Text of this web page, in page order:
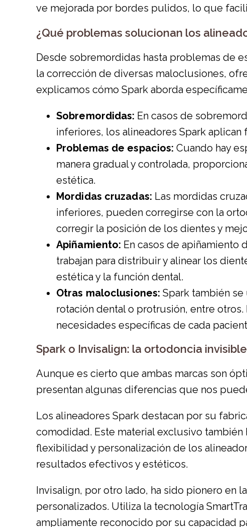
ve mejorada por bordes pulidos, lo que
¿Qué problemas solucionan los
Desde sobremordidas hasta problemas de
la corrección de diversas maloclusiones,
explicamos cómo Spark aborda
Sobremordidas: En casos de
inferiores, los alineadores Spark
Problemas de espacios: Cuando hay
manera gradual y controlada,
estética.
Mordidas cruzadas: Las mordidas
inferiores, pueden corregirse con la
corregir la posición de los dientes y
Apiñamiento: En casos de apiñamiento
trabajan para distribuir y alinear los
estética y la función dental.
Otras maloclusiones: Spark también
rotación dental o protrusión, entre
necesidades específicas de cada
Spark o Invisalign: la ortodoncia
Aunque es cierto que ambas marcas son
presentan algunas diferencias que nos
Los alineadores Spark destacan por su
comodidad. Este material exclusivo
flexibilidad y personalización de los
resultados efectivos y estéticos.
Invisalign, por otro lado, ha sido pionero en
personalizados. Utiliza la tecnología
ampliamente reconocido por su capacidad